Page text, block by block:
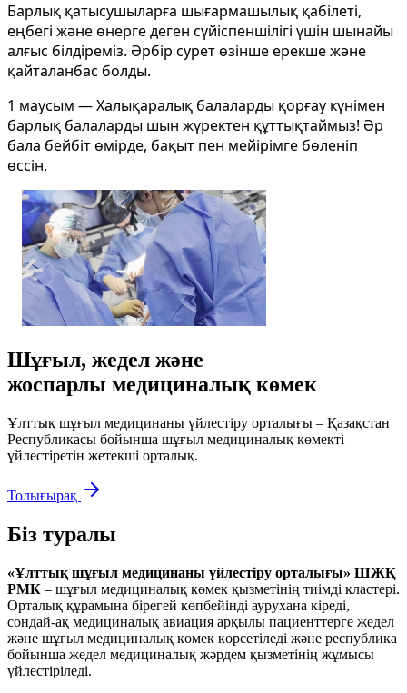
Барлық қатысушыларға шығармашылық қабілеті,
еңбегі және өнерге деген сүйіспеншілігі үшін шынайы
алғыс білдіреміз. Әрбір сурет өзінше ерекше және
қайталанбас болды.
1 маусым — Халықаралық балаларды қорғау күнімен
барлық балаларды шын жүректен құттықтаймыз! Әр
бала бейбіт өмірде, бақыт пен мейірімге бөленіп
өссін.
Шұғыл, жедел және
жоспарлы медициналық көмек
Ұлттық шұғыл медицинаны үйлестіру орталығы – Қазақстан
Республикасы бойынша шұғыл медициналық көмекті
үйлестіретін жетекші орталық.
Толығырақ
Біз туралы
«Ұлттық шұғыл медицинаны үйлестіру орталығы» ШЖҚ
РМК – шұғыл медициналық көмек қызметінің тиімді кластері.
Орталық құрамына бірегей көпбейінді аурухана кіреді,
сондай-ақ медициналық авиация арқылы пациенттерге жедел
және шұғыл медициналық көмек көрсетіледі және республика
бойынша жедел медициналық жәрдем қызметінің жұмысы
үйлестіріледі.